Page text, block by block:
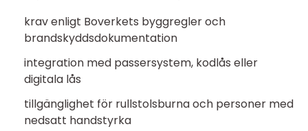
krav enligt Boverkets byggregler och
brandskyddsdokumentation
integration med passersystem, kodlås eller
digitala lås
tillgänglighet för rullstolsburna och personer med
nedsatt handstyrka